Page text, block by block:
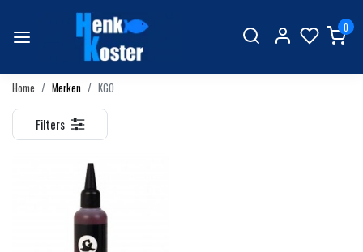
0
Home Merken KGO
Filters